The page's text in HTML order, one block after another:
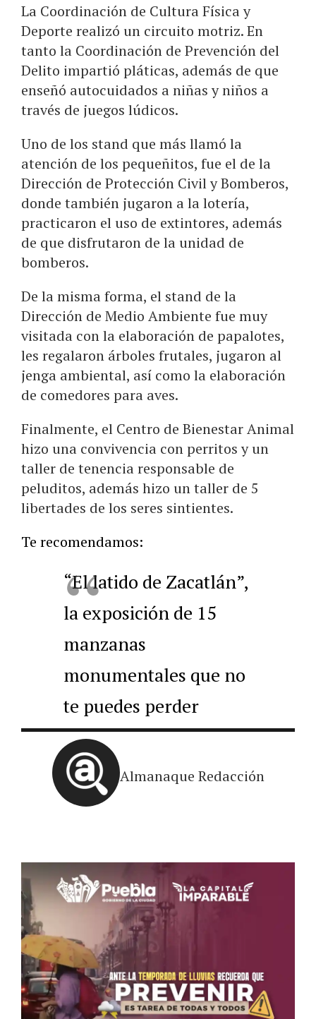
La Coordinación de Cultura Física y
Deporte realizó un circuito motriz. En
tanto la Coordinación de Prevención del
Delito impartió pláticas, además de que
enseñó autocuidados a niñas y niños a
través de juegos lúdicos.
Uno de los stand que más llamó la
atención de los pequeñitos, fue el de la
Dirección de Protección Civil y Bomberos,
donde también jugaron a la lotería,
practicaron el uso de extintores, además
de que disfrutaron de la unidad de
bomberos.
De la misma forma, el stand de la
Dirección de Medio Ambiente fue muy
visitada con la elaboración de papalotes,
les regalaron árboles frutales, jugaron al
jenga ambiental, así como la elaboración
de comedores para aves.
Finalmente, el Centro de Bienestar Animal
hizo una convivencia con perritos y un
taller de tenencia responsable de
peluditos, además hizo un taller de 5
libertades de los seres sintientes.
Te recomendamos:
“El latido de Zacatlán”,
la exposición de 15
manzanas
monumentales que no
te puedes perder
Almanaque Redacción